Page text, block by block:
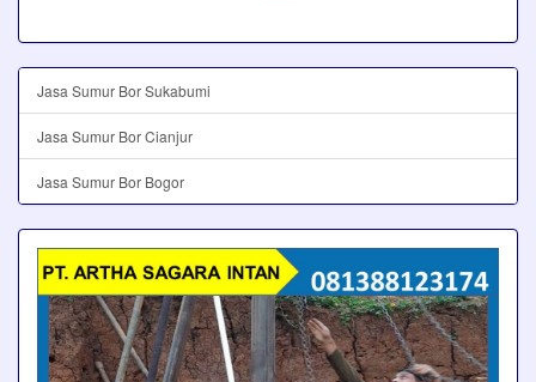
Jasa Sumur Bor Sukabumi
Jasa Sumur Bor Cianjur
Jasa Sumur Bor Bogor